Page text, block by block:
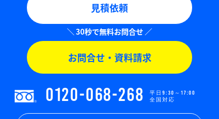
見積依頼
お問合せ・資料請求
0120-068-268
平日9:30～17:00
全国対応